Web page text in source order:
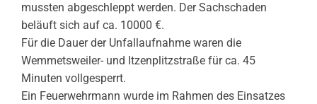
mussten abgeschleppt werden. Der Sachschaden
beläuft sich auf ca. 10000 €.
Für die Dauer der Unfallaufnahme waren die
Wemmetsweiler- und Itzenplitzstraße für ca. 45
Minuten vollgesperrt.
Ein Feuerwehrmann wurde im Rahmen des Einsatzes